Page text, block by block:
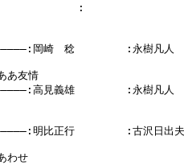
:
岡崎　稔        :永樹凡人
あ友情
高見義雄        :永樹凡人
明比正行        :古沢日出夫
わせ